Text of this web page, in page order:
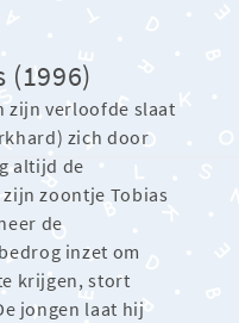
(1996)
zijn verloofde slaat
zich door
altijd de
zoontje Tobias
de
inzet om
krijgen, stort
jongen laat hij